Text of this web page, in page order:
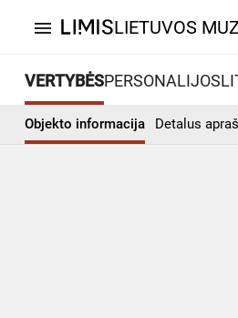
menu LIETUVOS
VERTYBĖSPERSONALIJOS
Objekto informacija Detalus